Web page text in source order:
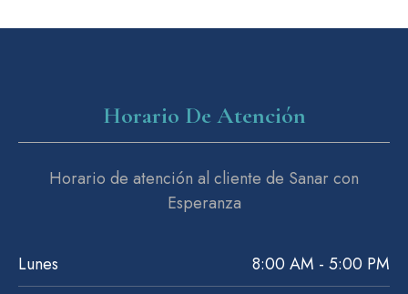
Horario De Atención
Horario de atención al cliente de Sanar con
Esperanza
Lunes
8:00 AM - 5:00 PM